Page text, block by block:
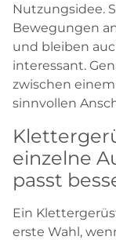
Nutzungsidee.
Bewegungen
und bleiben
interessant.
zwischen
sinnvollen
einzelne
passt
Ein
erste Wahl,